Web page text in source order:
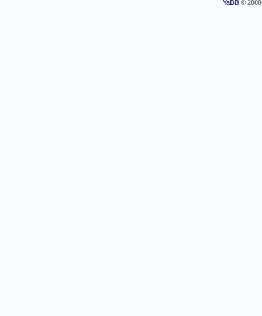
YaBB©